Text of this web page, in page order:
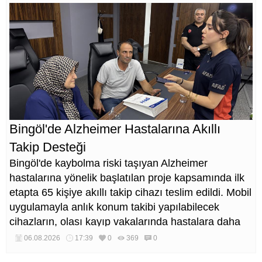
Bingöl'de Alzheimer Hastalarına Akıllı
Takip Desteği
Bingöl'de kaybolma riski taşıyan Alzheimer
hastalarına yönelik başlatılan proje kapsamında ilk
etapta 65 kişiye akıllı takip cihazı teslim edildi. Mobil
uygulamayla anlık konum takibi yapılabilecek
cihazların, olası kayıp vakalarında hastalara daha
kısa sürede ulaşılmasını sağlaması hedefleniyor.
06.08.2026 17:39 0 369 0